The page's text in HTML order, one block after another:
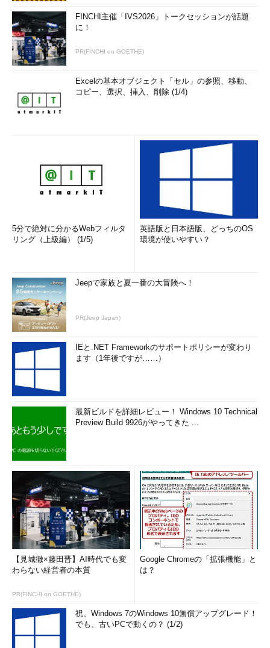
FINCHI主催「IVS2026」トークセッションが話題
に！
PR(FINCHI on GOETHE)
Excelの基本オブジェクト「セル」の参照、移動、
コピー、選択、挿入、削除 (1/4)
5分で絶対に分かるWebフィルタ
リング（上級編） (1/5)
英語版と日本語版、どっちのOS
環境が使いやすい？
Jeepで家族と夏一番の大冒険へ！
PR(Jeep Japan)
IEと.NET Frameworkのサポートポリシーが変わり
ます（1年後ですが……）
最新ビルドを詳細レビュー！ Windows 10 Technical
Preview Build 9926がやってきた ...
【見城徹×藤田晋】AI時代でも変
わらない経営者の本質
PR(FINCHI on GOETHE)
Google Chromeの「拡張機能」と
は？
祝、Windows 7のWindows 10無償アップグレード！
でも、古いPCで動くの？ (1/2)